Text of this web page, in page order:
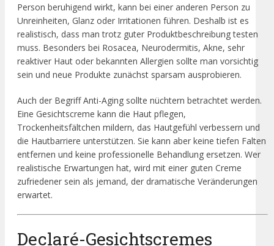
Person beruhigend wirkt, kann bei einer anderen Person zu
Unreinheiten, Glanz oder Irritationen führen. Deshalb ist es
realistisch, dass man trotz guter Produktbeschreibung testen
muss. Besonders bei Rosacea, Neurodermitis, Akne, sehr
reaktiver Haut oder bekannten Allergien sollte man vorsichtig
sein und neue Produkte zunächst sparsam ausprobieren.
Auch der Begriff Anti-Aging sollte nüchtern betrachtet werden.
Eine Gesichtscreme kann die Haut pflegen,
Trockenheitsfältchen mildern, das Hautgefühl verbessern und
die Hautbarriere unterstützen. Sie kann aber keine tiefen Falten
entfernen und keine professionelle Behandlung ersetzen. Wer
realistische Erwartungen hat, wird mit einer guten Creme
zufriedener sein als jemand, der dramatische Veränderungen
erwartet.
Declaré-Gesichtscremes